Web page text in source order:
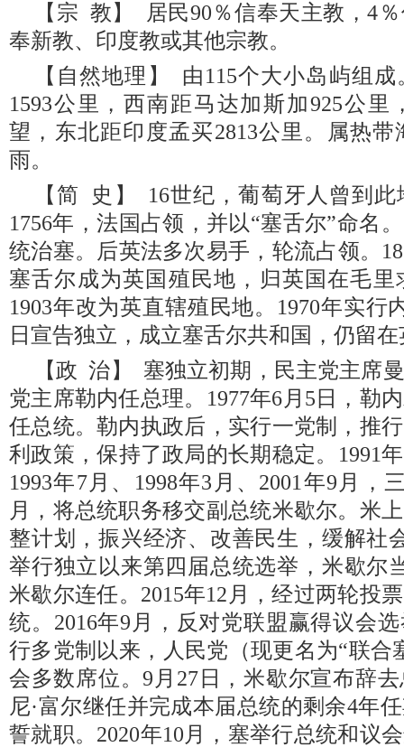
【宗 教】 居民90％信奉天主教，4
奉新教、印度教或其他宗教。
【自然地理】 由115个大小岛屿组
1593公里，西南距马达加斯加925公
望，东北距印度孟买2813公里。属热
雨。
【简 史】 16世纪，葡萄牙人曾到
1756年，法国占领，并以“塞舌尔”命名
统治塞。后英法多次易手，轮流占领。
塞舌尔成为英国殖民地，归英国在毛
1903年改为英直辖殖民地。1970年实行
日宣告独立，成立塞舌尔共和国，仍留
【政 治】 塞独立初期，民主党主席
党主席勒内任总理。1977年6月5日，勒
任总统。勒内执政后，实行一党制，推
利政策，保持了政局的长期稳定。1991
1993年7月、1998年3月、2001年9月，
月，将总统职务移交副总统米歇尔。米
整计划，振兴经济、改善民生，缓解社
举行独立以来第四届总统选举，米歇尔
米歇尔连任。2015年12月，经过两轮投
统。2016年9月，反对党联盟赢得议会
行多党制以来，人民党（现更名为“联合
会多数席位。9月27日，米歇尔宣布辞
尼·富尔继任并完成本届总统的剩余4年
誓就职。2020年10月，塞举行总统和议